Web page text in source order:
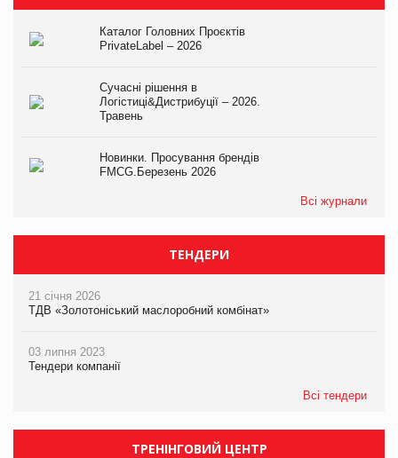
Каталог Головних Проєктів
PrivateLabel – 2026
Сучасні рішення в
Логістиці&Дистрибуції – 2026.
Травень
Новинки. Просування брендів
FMCG.Березень 2026
Всі журнали
ТЕНДЕРИ
21 січня 2026
ТДВ «Золотоніський маслоробний комбінат»
03 липня 2023
Тендери компанії
Всі тендери
ТРЕНІНГОВИЙ ЦЕНТР